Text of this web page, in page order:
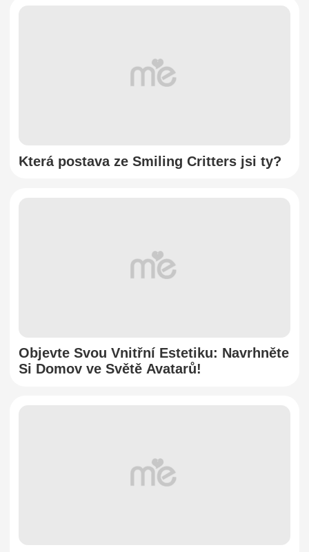
Která postava ze Smiling Critters jsi ty?
Objevte Svou Vnitřní Estetiku: Navrhněte
Si Domov ve Světě Avatarů!